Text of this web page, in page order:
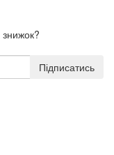
знижок?
Підписатись